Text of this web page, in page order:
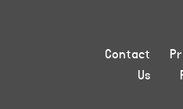
Contact
Us